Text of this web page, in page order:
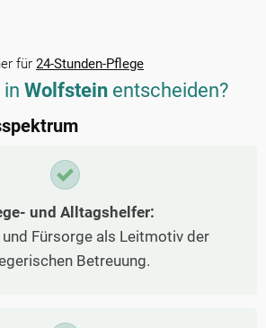
für 24-Stunden-Pflege
Wolfstein entscheiden?
und Alltagshelfer:
Fürsorge als Leitmotiv der
Betreuung.